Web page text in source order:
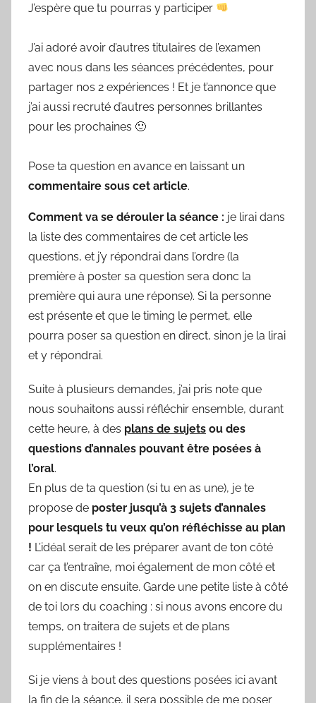
J’espère que tu pourras y participer
J’ai adoré avoir d’autres titulaires de l’examen
avec nous dans les séances précédentes, pour
partager nos 2 expériences ! Et je t’annonce que
j’ai aussi recruté d’autres personnes brillantes
pour les prochaines 🙂
Pose ta question en avance en laissant un
commentaire sous cet article.
Comment va se dérouler la séance : je lirai dans
la liste des commentaires de cet article les
questions, et j’y répondrai dans l’ordre (la
première à poster sa question sera donc la
première qui aura une réponse). Si la personne
est présente et que le timing le permet, elle
pourra poser sa question en direct, sinon je la lirai
et y répondrai.
Suite à plusieurs demandes, j’ai pris note que
nous souhaitons aussi réfléchir ensemble, durant
cette heure, à des plans de sujets ou des
questions d’annales pouvant être posées à
l’oral.
En plus de ta question (si tu en as une), je te
propose de poster jusqu’à 3 sujets d’annales
pour lesquels tu veux qu’on réfléchisse au plan
! L’idéal serait de les préparer avant de ton côté
car ça t’entraîne, moi également de mon côté et
on en discute ensuite. Garde une petite liste à côté
de toi lors du coaching : si nous avons encore du
temps, on traitera de sujets et de plans
supplémentaires !
Si je viens à bout des questions posées ici avant
la fin de la séance, il sera possible de me poser